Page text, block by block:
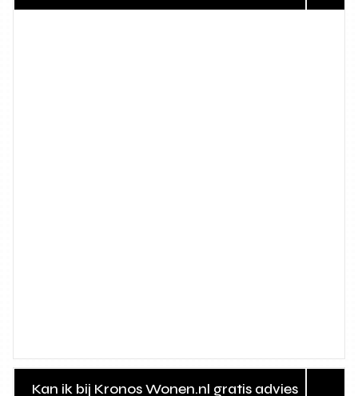
Kan ik bij Kronos Wonen.nl gratis advies